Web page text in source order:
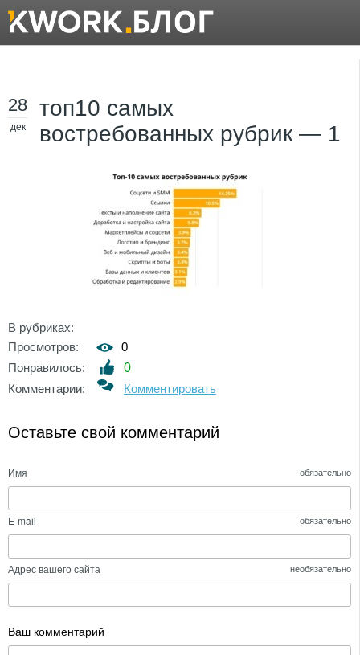
28
дек
топ10 самых
востребованных рубрик — 1
В рубриках:
Просмотров:
0
Понравилось:
0
Комментарии:
Комментировать
Оставьте свой комментарий
Имя обязательно
E-mail обязательно
Адрес вашего сайта необязательно
Ваш комментарий